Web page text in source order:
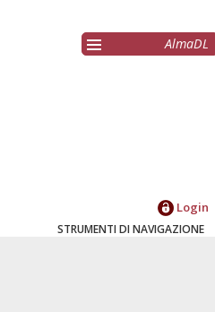
AlmaDL
Login
STRUMENTI DI NAVIGAZIONE